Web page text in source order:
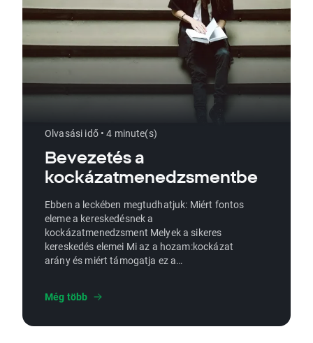
Olvasási idő • 4 minute(s)
Bevezetés a
kockázatmenedzsmentbe
Ebben a leckében megtudhatjuk: Miért fontos
eleme a kereskedésnek a
kockázatmenedzsment Melyek a sikeres
kereskedés elemei Mi az a hozam:kockázat
arány és miért támogatja ez a
Még több